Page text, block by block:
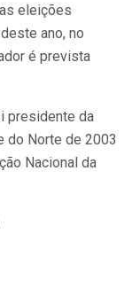
eleições
ano, no
é prevista
presidente da
do Norte de 2003
Nacional da